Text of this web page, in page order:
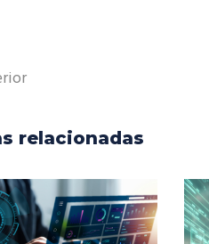
relacionadas